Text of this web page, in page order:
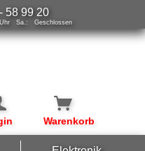
58 99 20
Sa.: Geschlossen
Warenkorb